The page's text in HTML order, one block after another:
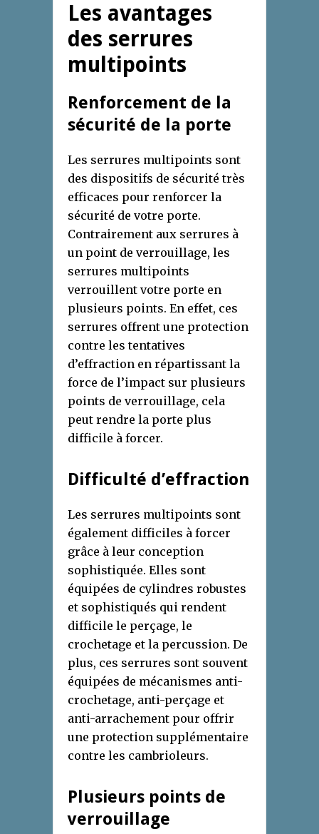
Les avantages
des serrures
multipoints
Renforcement de la
sécurité de la porte
Les serrures multipoints sont
des dispositifs de sécurité très
efficaces pour renforcer la
sécurité de votre porte.
Contrairement aux serrures à
un point de verrouillage, les
serrures multipoints
verrouillent votre porte en
plusieurs points. En effet, ces
serrures offrent une protection
contre les tentatives
d’effraction en répartissant la
force de l’impact sur plusieurs
points de verrouillage, cela
peut rendre la porte plus
difficile à forcer.
Difficulté d’effraction
Les serrures multipoints sont
également difficiles à forcer
grâce à leur conception
sophistiquée. Elles sont
équipées de cylindres robustes
et sophistiqués qui rendent
difficile le perçage, le
crochetage et la percussion. De
plus, ces serrures sont souvent
équipées de mécanismes anti-
crochetage, anti-perçage et
anti-arrachement pour offrir
une protection supplémentaire
contre les cambrioleurs.
Plusieurs points de
verrouillage